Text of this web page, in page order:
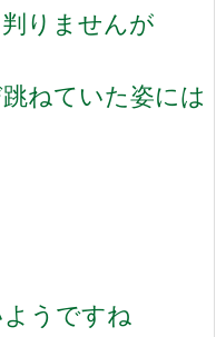
りませんが
ねていた姿には
うですね